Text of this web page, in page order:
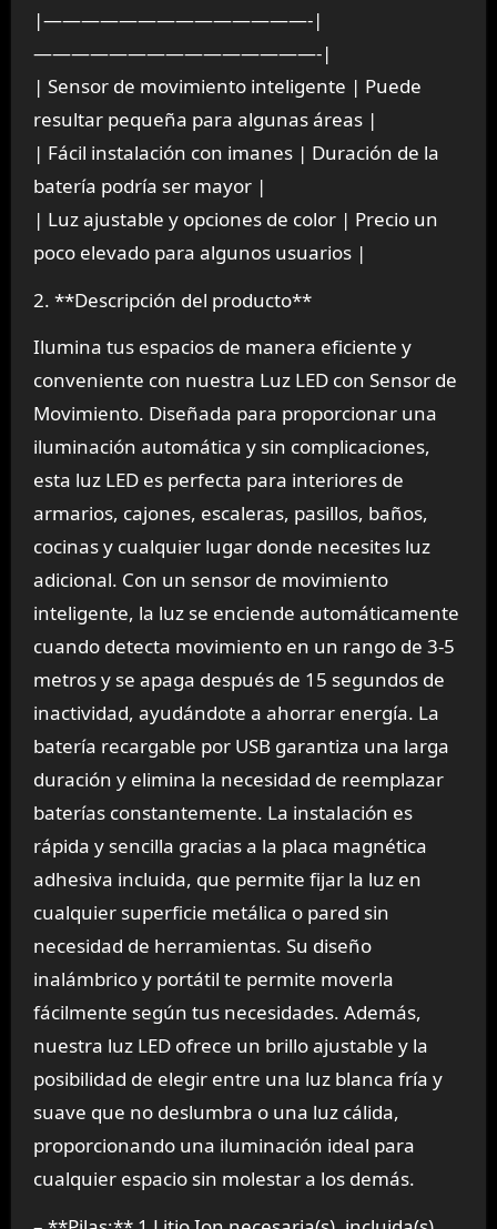
|——————————————-|
———————————————-|
| Sensor de movimiento inteligente | Puede
resultar pequeña para algunas áreas |
| Fácil instalación con imanes | Duración de la
batería podría ser mayor |
| Luz ajustable y opciones de color | Precio un
poco elevado para algunos usuarios |
2. **Descripción del producto**
Ilumina tus espacios de manera eficiente y
conveniente con nuestra Luz LED con Sensor de
Movimiento. Diseñada para proporcionar una
iluminación automática y sin complicaciones,
esta luz LED es perfecta para interiores de
armarios, cajones, escaleras, pasillos, baños,
cocinas y cualquier lugar donde necesites luz
adicional. Con un sensor de movimiento
inteligente, la luz se enciende automáticamente
cuando detecta movimiento en un rango de 3-5
metros y se apaga después de 15 segundos de
inactividad, ayudándote a ahorrar energía. La
batería recargable por USB garantiza una larga
duración y elimina la necesidad de reemplazar
baterías constantemente. La instalación es
rápida y sencilla gracias a la placa magnética
adhesiva incluida, que permite fijar la luz en
cualquier superficie metálica o pared sin
necesidad de herramientas. Su diseño
inalámbrico y portátil te permite moverla
fácilmente según tus necesidades. Además,
nuestra luz LED ofrece un brillo ajustable y la
posibilidad de elegir entre una luz blanca fría y
suave que no deslumbra o una luz cálida,
proporcionando una iluminación ideal para
cualquier espacio sin molestar a los demás.